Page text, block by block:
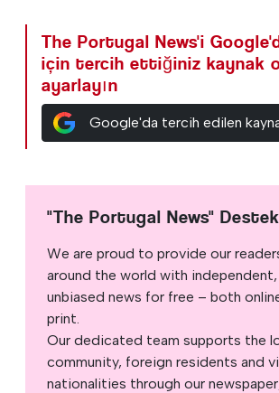
The Portugal News'i
için tercih ettiğiniz kaynak
ayarlayın
Google'da tercih edilen
"The Portugal News"
We are proud to provide our
around the world with
unbiased news for free – both
print.
Our dedicated team supports the
community, foreign residents and
nationalities through our